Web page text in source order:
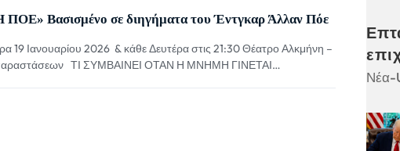
Βασισμένο σε διηγήματα του Έντγκαρ Άλλαν Πόε
19 Ιανουαρίου 2026 & κάθε Δευτέρα στις 21:30 Θέατρο Αλκμήνη –
παραστάσεων ΤΙ ΣΥΜΒΑΙΝΕΙ ΟΤΑΝ Η ΜΝΗΜΗ ΓΙΝΕΤΑΙ
Νέα-